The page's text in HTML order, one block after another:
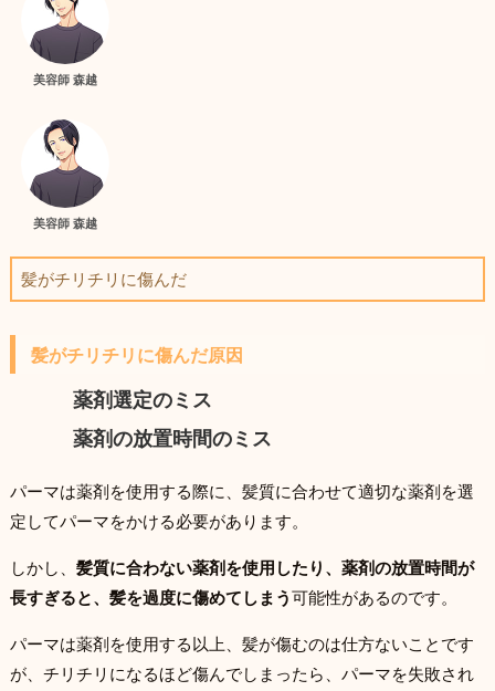
美容師 森越
美容師 森越
髪がチリチリに傷んだ
髪がチリチリに傷んだ原因
薬剤選定のミス
薬剤の放置時間のミス
パーマは薬剤を使用する際に、髪質に合わせて適切な薬剤を選
定してパーマをかける必要があります。
しかし、 髪質に合わない薬剤を使用したり、薬剤の放置時間が
長すぎると、髪を過度に傷めてしまう可能性があるのです。
パーマは薬剤を使用する以上、髪が傷むのは仕方ないことです
が、チリチリになるほど傷んでしまったら、パーマを失敗され